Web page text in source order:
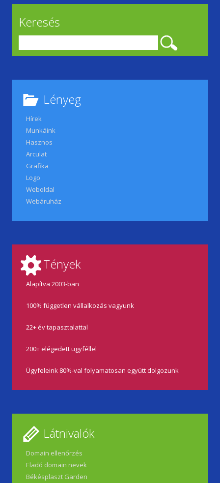
k
Keresés
Lényeg
Hírek
Munkáink
Hasznos
Arculat
Grafika
Logo
Weboldal
Webáruház
Tények
Alapítva 2003-ban
100% független vállalkozás vagyunk
22+ év tapasztalattal
200+ elégedett ügyféllel
Ügyfeleink 80%-val folyamatosan együtt dolgozunk
Látnivalók
Domain ellenőrzés
Eladó domain nevek
Békésplaszt Garden